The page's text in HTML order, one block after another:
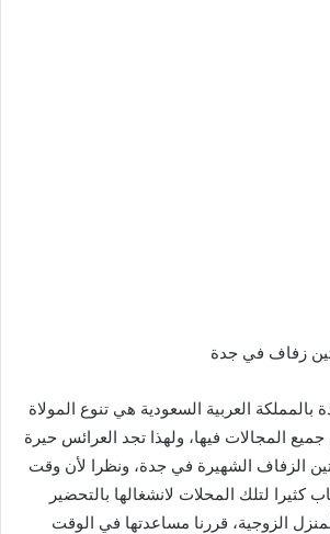
بالمملكة العربية السعودية هي تنوع المولاة
المجالات فيها، ولهذا تجد العرائس حيرة
الزفاف الشهيرة في جدة، ونظرا لأن وقت
كثيرا لتلك المحلات لانشغالها بالتحضير
الزوجية، قررنا مساعدتها في الوقت